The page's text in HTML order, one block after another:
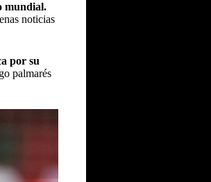
mundial.
noticias
por su
palmarés